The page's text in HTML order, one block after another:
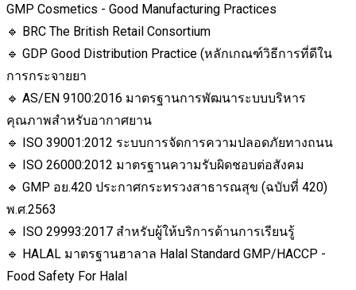
GMP Cosmetics - Good Manufacturing Practices
🔹 BRC The British Retail Consortium
🔹 GDP Good Distribution Practice (หลักเกณฑ์วิธีการที่ดีใน
การกระจายยา
🔹 AS/EN 9100:2016 มาตรฐานการพัฒนาระบบบริหาร
คุณภาพสำหรับอากาศยาน
🔹 ISO 39001:2012 ระบบการจัดการความปลอดภัยทางถนน
🔹 ISO 26000:2012 มาตรฐานความรับผิดชอบต่อสังคม
🔹 GMP อย.420 ประกาศกระทรวงสาธารณสุข (ฉบับที่ 420)
พ.ศ.2563
🔹 ISO 29993:2017 สำหรับผู้ให้บริการด้านการเรียนรู้
🔹 HALAL มาตรฐานฮาลาล Halal Standard GMP/HACCP -
Food Safety For Halal